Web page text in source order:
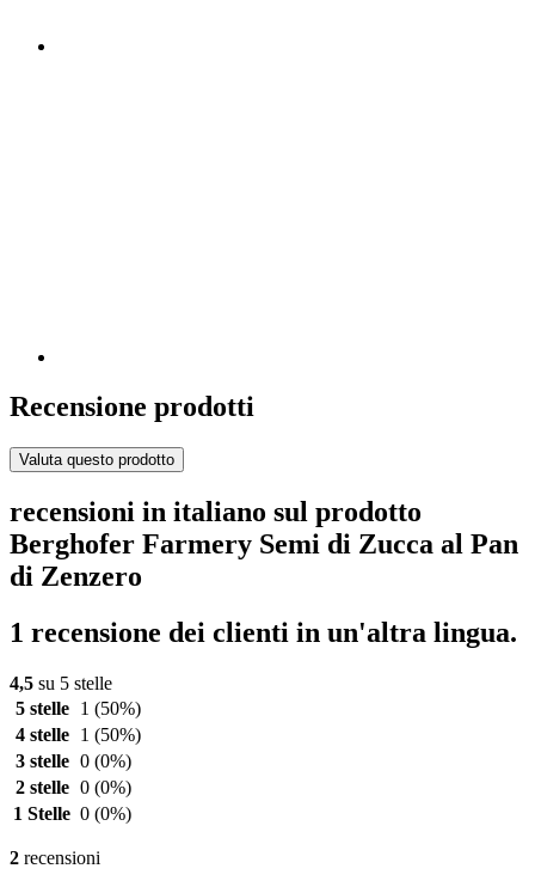
Recensione prodotti
Valuta questo prodotto
recensioni in italiano sul prodotto
Berghofer Farmery Semi di Zucca al Pan
di Zenzero
1 recensione dei clienti in un'altra lingua.
4,5 su 5 stelle
5 stelle
1 (50%)
4 stelle
1 (50%)
3 stelle 0 (0%)
2 stelle 0 (0%)
1 Stelle 0 (0%)
2 recensioni